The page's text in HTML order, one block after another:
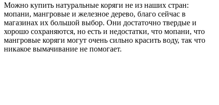
Можно купить натуральные коряги не из наших стран:
мопани, мангровые и железное дерево, благо сейчас в
магазинах их большой выбор. Они достаточно твердые и
хорошо сохраняются, но есть и недостатки, что мопани, что
мангровые коряги могут очень сильно красить воду, так что
никакое вымачивание не помогает.